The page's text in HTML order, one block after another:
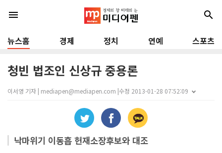
menu search
뉴스홈 경제 정치 연예 스포츠
청빈 법조인 신상규 중용론
이서영 기자 | mediapen@mediapen.com |수정 2013-01-28 07:52:09
낙마위기 이동흡 헌재소장후보와 대조